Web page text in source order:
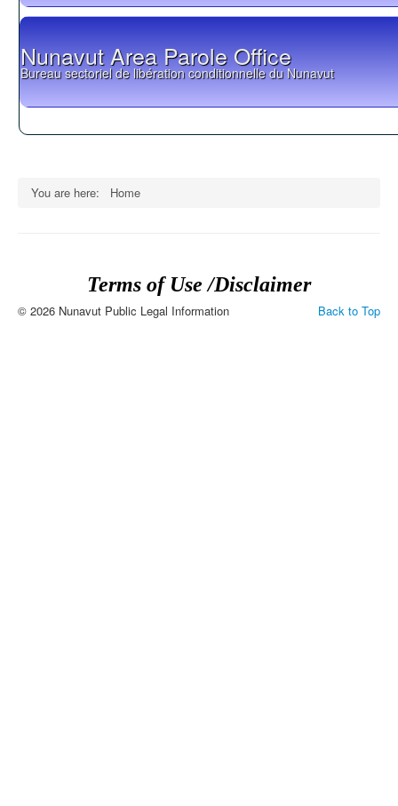
Nunavut Area Parole Office
Bureau sectoriel de libération conditionnelle du Nunavut
You are here: Home
Terms of Use /Disclaimer
Back to Top
© 2026 Nunavut Public Legal Information